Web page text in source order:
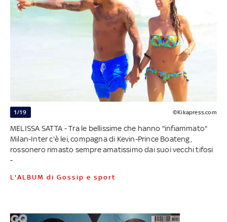
1/19 ©Kikapress.com
MELISSA SATTA - Tra le bellissime che hanno "infiammato"
Milan-Inter c'è lei, compagna di Kevin-Prince Boateng,
rossonero rimasto sempre amatissimo dai suoi vecchi tifosi
-
L'ALBUM di Gossip e sport